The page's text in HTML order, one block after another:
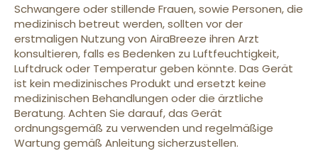
Schwangere oder stillende Frauen, sowie Personen, die
medizinisch betreut werden, sollten vor der
erstmaligen Nutzung von AiraBreeze ihren Arzt
konsultieren, falls es Bedenken zu Luftfeuchtigkeit,
Luftdruck oder Temperatur geben könnte. Das Gerät
ist kein medizinisches Produkt und ersetzt keine
medizinischen Behandlungen oder die ärztliche
Beratung. Achten Sie darauf, das Gerät
ordnungsgemäß zu verwenden und regelmäßige
Wartung gemäß Anleitung sicherzustellen.